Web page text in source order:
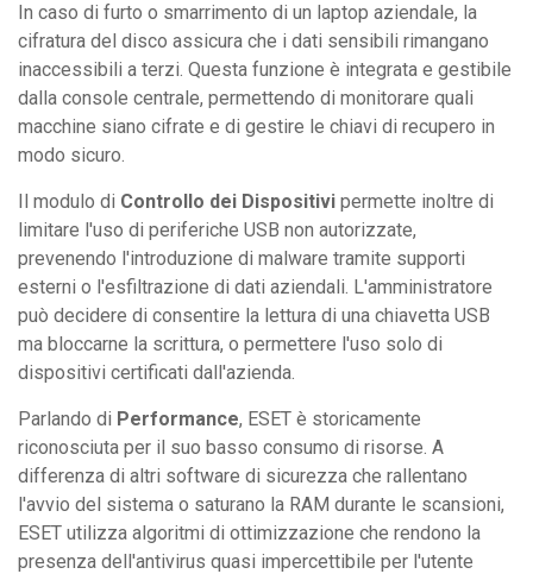
In caso di furto o smarrimento di un laptop aziendale, la
cifratura del disco assicura che i dati sensibili rimangano
inaccessibili a terzi. Questa funzione è integrata e gestibile
dalla console centrale, permettendo di monitorare quali
macchine siano cifrate e di gestire le chiavi di recupero in
modo sicuro.
Il modulo di Controllo dei Dispositivi permette inoltre di
limitare l'uso di periferiche USB non autorizzate,
prevenendo l'introduzione di malware tramite supporti
esterni o l'esfiltrazione di dati aziendali. L'amministratore
può decidere di consentire la lettura di una chiavetta USB
ma bloccarne la scrittura, o permettere l'uso solo di
dispositivi certificati dall'azienda.
Parlando di Performance, ESET è storicamente
riconosciuta per il suo basso consumo di risorse. A
differenza di altri software di sicurezza che rallentano
l'avvio del sistema o saturano la RAM durante le scansioni,
ESET utilizza algoritmi di ottimizzazione che rendono la
presenza dell'antivirus quasi impercettibile per l'utente